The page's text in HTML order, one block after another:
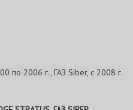
по 2006 г., ГАЗ Siber, с 2008 г.